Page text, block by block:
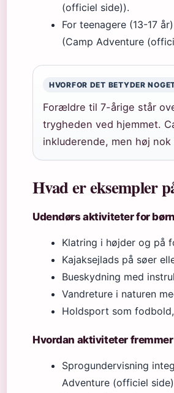
(officiel side)).
For teenagere (13-17
(Camp Adventure
HVORFOR DET BETYDER
Forældre til 7-årige står
trygheden ved hjemmet.
inkluderende, men høj
Hvad er eksempler
Udendørs aktiviteter for
Klatring i højder og på
Kajaksejlads på søer
Bueskydning med
Vandreture i naturen
Holdsport som
Hvordan aktiviteter
Sprogundervisning
Adventure (officiel